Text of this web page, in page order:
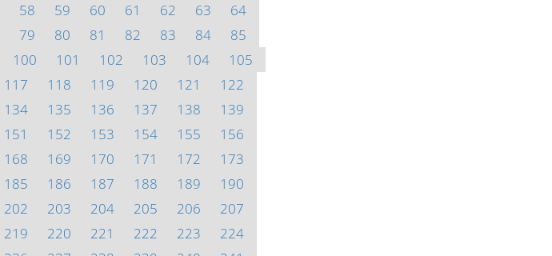
58 59 60 61 62 63
64
79 80 81 82 83 84
85
100 101 102 103 104
105
117 118 119 120 121
122
134 135 136 137 138
139
151 152 153 154 155
156
168 169 170 171 172
173
185 186 187 188 189
190
202 203 204 205 206
207
219 220 221 222 223
224